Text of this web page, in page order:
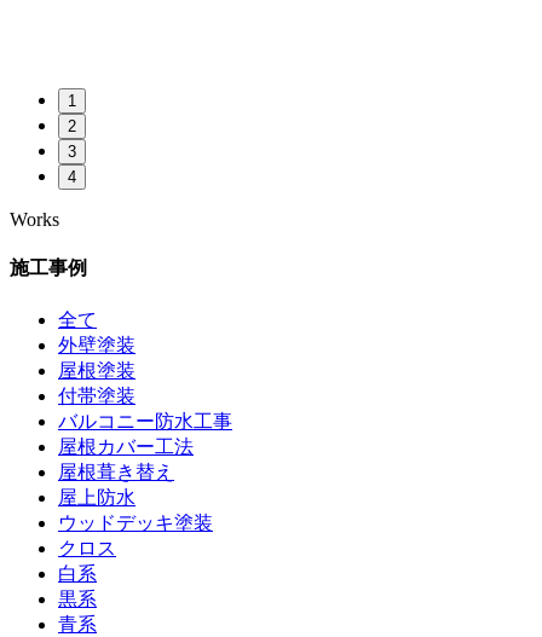
1
2
3
4
Works
施工事例
全て
外壁塗装
屋根塗装
付帯塗装
バルコニー防水工事
屋根カバー工法
屋根葺き替え
屋上防水
ウッドデッキ塗装
クロス
白系
黒系
青系